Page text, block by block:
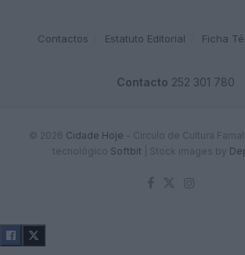
Contactos Estatuto Editorial Ficha
Contacto 252 301 780
© 2026 Cidade Hoje - Circulo de Cultura
tecnológico Softbit Stock images by